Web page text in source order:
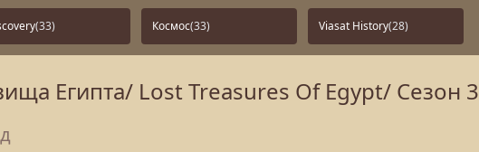
(33) Космос(33) Viasat History(28)
Египта/ Lost Treasures Of Egypt/ Сезон 3